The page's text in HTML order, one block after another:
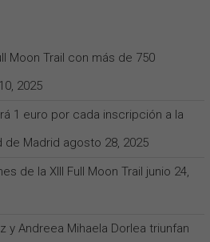
Moon Trail con más de 750
2025
1 euro por cada inscripción a la
de Madrid agosto 28, 2025
de la XIII Full Moon Trail junio 24,
y Andreea Mihaela Dorlea triunfan